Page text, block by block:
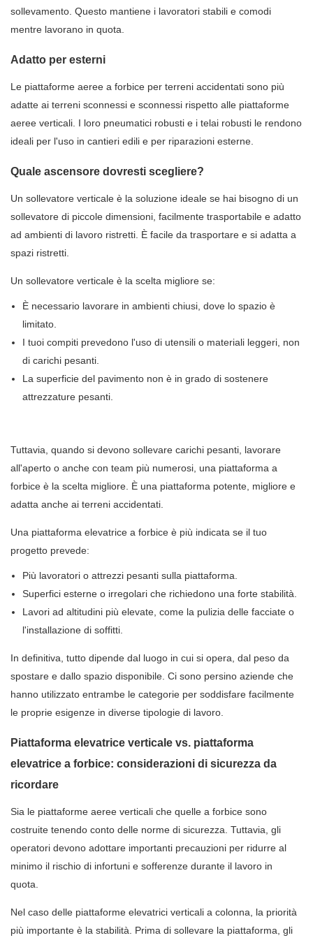
sollevamento. Questo mantiene i lavoratori stabili e comodi
mentre lavorano in quota.
Adatto per esterni
Le piattaforme aeree a forbice per terreni accidentati sono più
adatte ai terreni sconnessi e sconnessi rispetto alle piattaforme
aeree verticali. I loro pneumatici robusti e i telai robusti le rendono
ideali per l'uso in cantieri edili e per riparazioni esterne.
Quale ascensore dovresti scegliere?
Un sollevatore verticale è la soluzione ideale se hai bisogno di un
sollevatore di piccole dimensioni, facilmente trasportabile e adatto
ad ambienti di lavoro ristretti. È facile da trasportare e si adatta a
spazi ristretti.
Un sollevatore verticale è la scelta migliore se:
È necessario lavorare in ambienti chiusi, dove lo spazio è
limitato.
I tuoi compiti prevedono l'uso di utensili o materiali leggeri, non
di carichi pesanti.
La superficie del pavimento non è in grado di sostenere
attrezzature pesanti.
Tuttavia, quando si devono sollevare carichi pesanti, lavorare
all'aperto o anche con team più numerosi, una piattaforma a
forbice è la scelta migliore. È una piattaforma potente, migliore e
adatta anche ai terreni accidentati.
Una piattaforma elevatrice a forbice è più indicata se il tuo
progetto prevede:
Più lavoratori o attrezzi pesanti sulla piattaforma.
Superfici esterne o irregolari che richiedono una forte stabilità.
Lavori ad altitudini più elevate, come la pulizia delle facciate o
l'installazione di soffitti.
In definitiva, tutto dipende dal luogo in cui si opera, dal peso da
spostare e dallo spazio disponibile. Ci sono persino aziende che
hanno utilizzato entrambe le categorie per soddisfare facilmente
le proprie esigenze in diverse tipologie di lavoro.
Piattaforma elevatrice verticale vs. piattaforma
elevatrice a forbice: considerazioni di sicurezza da
ricordare
Sia le piattaforme aeree verticali che quelle a forbice sono
costruite tenendo conto delle norme di sicurezza. Tuttavia, gli
operatori devono adottare importanti precauzioni per ridurre al
minimo il rischio di infortuni e sofferenze durante il lavoro in
quota.
Nel caso delle piattaforme elevatrici verticali a colonna, la priorità
più importante è la stabilità. Prima di sollevare la piattaforma, gli